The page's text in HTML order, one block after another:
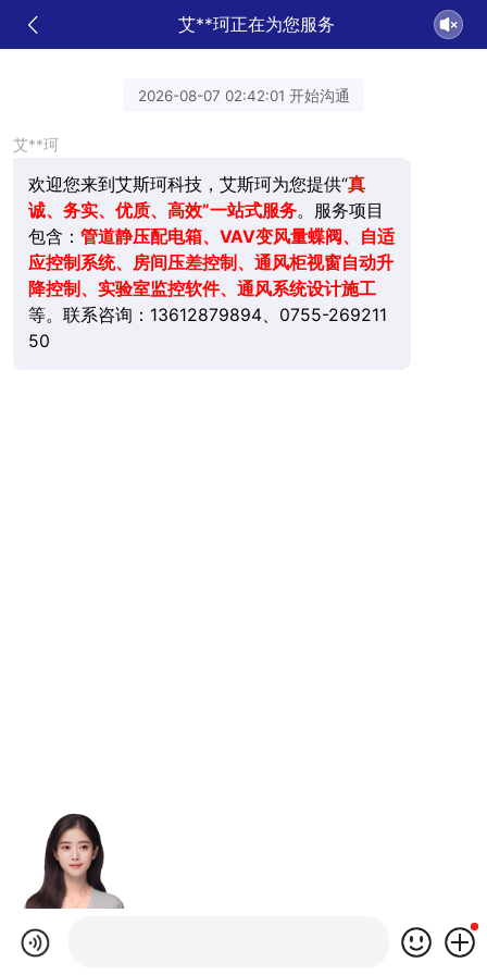
艾**珂正在为您服务
2026-08-07 02:42:01 开始沟通
艾**珂
欢迎您来到艾斯珂科技，艾斯珂为您提供“真
诚、务实、优质、高效”一站式服务。服务项目
包含： 管道静压配电箱、VAV变风量蝶阀、自适
应控制系统、房间压差控制、通风柜视窗自动升
降控制、实验室监控软件、通风系统设计施工
等。联系咨询：13612879894、0755-269211
50